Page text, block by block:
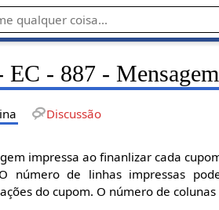
EC - 887 -
Discussão
impressa ao finanlizar cada
número de linhas impressas
do cupom. O número de